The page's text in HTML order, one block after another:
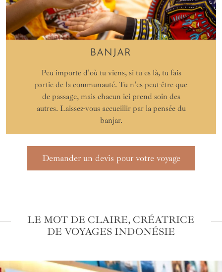
BANJAR
Peu importe d'où tu viens, si tu es là, tu fais
partie de la communauté. Tu n'es peut-être que
de passage, mais chacun ici prend soin des
autres. Laissez-vous accueillir par la pensée du
banjar.
Demander un devis pour votre voyage
LE MOT DE CLAIRE, CRÉATRICE
DE VOYAGES INDONÉSIE